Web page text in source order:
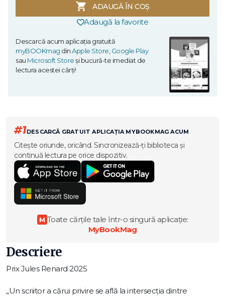
ADAUGĂ ÎN COȘ
Adaugă la favorite
Descarcă acum aplicația gratuită
myBOOKmag dinApple Store,Google Play
sau Microsoft Storeși bucură-te imediat de
lectura acestei cărți!
#1DESCARCĂ GRATUIT APLICAȚIA MYBOOKMAG ACUM
Citește oriunde, oricând. Sincronizează-ți biblioteca și
continuă lectura pe orice dispozitiv.
M Toate cărțile tale într-o singură aplicație:
MyBookMag
Descriere
Prix Jules Renard 2025
„Un scriitor a cărui privire se află la intersecția dintre